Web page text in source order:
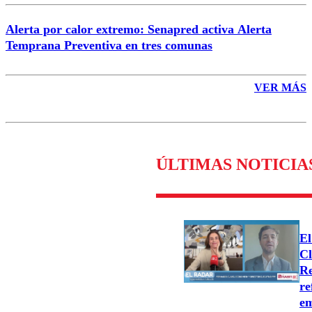
Alerta por calor extremo: Senapred activa Alerta
Temprana Preventiva en tres comunas
VER MÁS
ÚLTIMAS